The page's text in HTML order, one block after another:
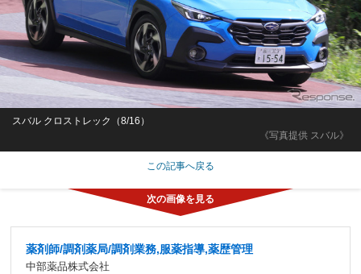
《写真提供 スバル》
スバル クロストレック（8/16）
この記事へ戻る
薬剤師/調剤薬局/調剤業務,服薬指導,薬歴管理
中部薬品株式会社